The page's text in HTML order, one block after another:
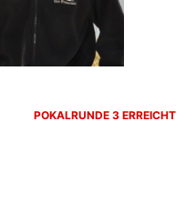
POKALRUNDE 3 ERREICHT